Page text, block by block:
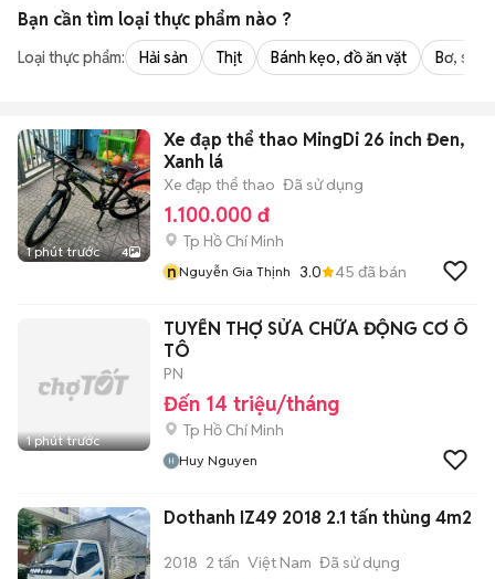
Bạn cần tìm loại thực phẩm nào ?
Loại thực phẩm: Hải sản Thịt Bánh kẹo, đồ ăn vặt Bơ,
1 phút trước 4
Xe đạp thể thao MingDi 26 inch Đen,
Xanh lá
Xe đạp thể thao Đã sử dụng
1.100.000 đ
Tp Hồ Chí Minh
nNguyễn Gia Thịnh 3.0 45 đã bán
1 phút trước
TUYỂN THỢ SỬA CHỮA ĐỘNG CƠ Ô
TÔ
PN
Đến 14 triệu/tháng
Tp Hồ Chí Minh
Huy Nguyen
Dothanh IZ49 2018 2.1 tấn thùng 4m2
2018 2 tấn Việt Nam Đã sử dụng